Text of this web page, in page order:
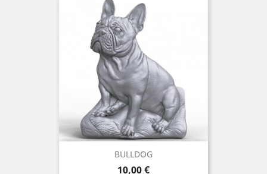
BULLDOG
Prix
10,00 €